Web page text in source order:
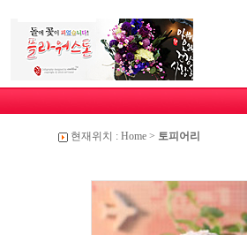
현재위치 : Home> 토피어리